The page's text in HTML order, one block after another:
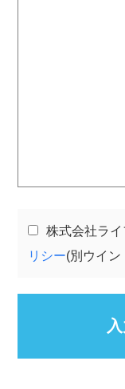
株式会社ラ
リシー(別ウイン